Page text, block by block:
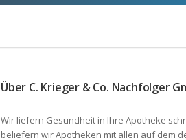
Über C. Krieger & Co. Nachfolger
Wir liefern Gesundheit in Ihre Apotheke
beliefern wir Apotheken mit allen auf dem